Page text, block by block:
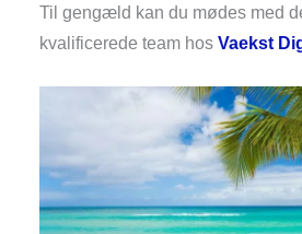
Til gengæld kan du mødes med
kvalificerede team hos Vaekst